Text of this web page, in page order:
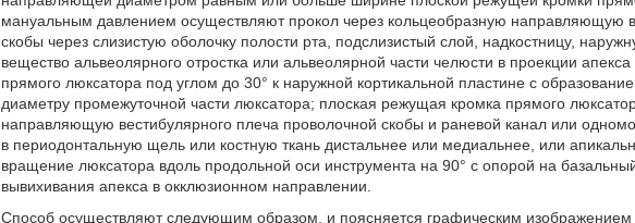
мануальным давлением осуществляют прокол через кольцеобразную направляющую
скобы через слизистую оболочку полости рта, подслизистый слой, надкостницу,
вещество альвеолярного отростка или альвеолярной части челюсти в проекции
прямого люксатора под углом до 30° к наружной кортикальной пластине с
диаметру промежуточной части люксатора; плоская режущая кромка прямого
направляющую вестибулярного плеча проволочной скобы и раневой канал или
в периодонтальную щель или костную ткань дистальнее или медиальнее, или
вращение люксатора вдоль продольной оси инструмента на 90° с опорой на
вывихивания апекса в окклюзионном направлении.
Способ осуществляют следующим образом, и поясняется графическим изображением